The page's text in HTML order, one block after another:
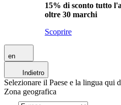
15% di sconto tutto
oltre 30 marchi
Scoprire
en
Indietro
Selezionare il Paese e la lingua qui
Zona geografica